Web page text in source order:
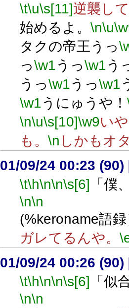
\t\u\s[11]逆襲し
始めるよ。 \n\u
タクの帝王うっ
っ\w1うっ\w1う
うっ\w1うっ\w1
\w1うにゅうや！
\n\u\s[10]\w9い
も。 \n しかもオ
01/09/24 00:23 (90)
\t\h\n\n\s[6] 「僕
\n\n
(%keroname語
ガレてるんや。
01/09/24 00:26 (90)
\t\h\n\n\s[6]
「似
\n\n